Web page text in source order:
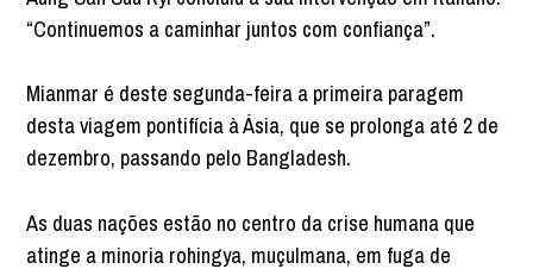
“Continuemos a caminhar juntos com confiança”.
Mianmar é deste segunda-feira a primeira paragem
desta viagem pontifícia à Ásia, que se prolonga até 2 de
dezembro, passando pelo Bangladesh.
As duas nações estão no centro da crise humana que
atinge a minoria rohingya, muçulmana, em fuga de